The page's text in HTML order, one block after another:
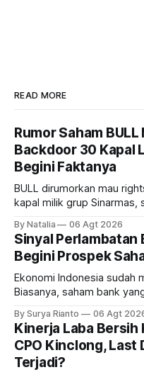
READ MORE
Rumor Saham
Backdoor 30 Kapal
Begini Faktanya
BULL dirumorkan mau
kapal milik grup Sinarmas,
masih menarik dilirik?
By Natalia 06 Agt 2026
Sinyal Perlambatan
Begini Prospek
Ekonomi Indonesia sudah
Biasanya, saham bank
bank ke depannya?
By Surya Rianto 06 Agt
Kinerja Laba Bersih
CPO Kinclong, Last
Terjadi?